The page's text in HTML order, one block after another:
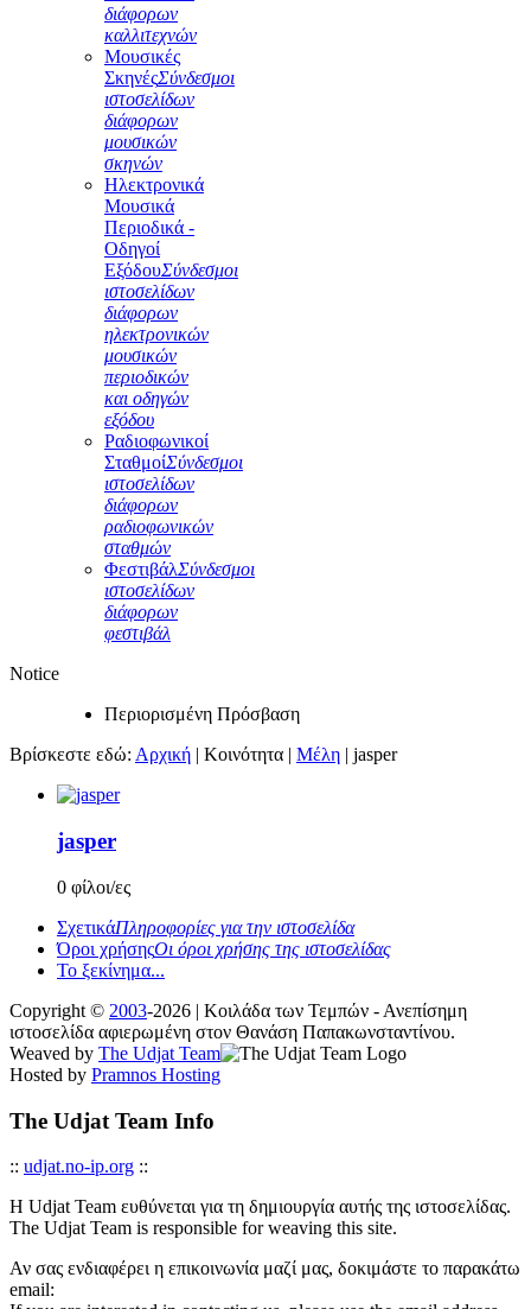
διάφορων
καλλιτεχνών
Μουσικές
ΣκηνέςΣύνδεσμοι
ιστοσελίδων
διάφορων
μουσικών
σκηνών
Ηλεκτρονικά
Μουσικά
Περιοδικά -
Οδηγοί
ΕξόδουΣύνδεσμοι
ιστοσελίδων
διάφορων
ηλεκτρονικών
μουσικών
περιοδικών
και οδηγών
εξόδου
Ραδιοφωνικοί
ΣταθμοίΣύνδεσμοι
ιστοσελίδων
διάφορων
ραδιοφωνικών
σταθμών
ΦεστιβάλΣύνδεσμοι
ιστοσελίδων
διάφορων
φεστιβάλ
Notice
Περιορισμένη Πρόσβαση
Βρίσκεστε εδώ: Αρχική | Κοινότητα | Μέλη | jasper
jasper
0 φίλοι/ες
ΣχετικάΠληροφορίες για την ιστοσελίδα
Όροι χρήσηςΟι όροι χρήσης της ιστοσελίδας
Το ξεκίνημα...
Copyright © 2003-2026 | Κοιλάδα των Τεμπών - Ανεπίσημη
ιστοσελίδα αφιερωμένη στον Θανάση Παπακωνσταντίνου.
Weaved by The Udjat Team
Hosted by Pramnos Hosting
The Udjat Team Info
:: udjat.no-ip.org ::
Η Udjat Team ευθύνεται για τη δημιουργία αυτής της ιστοσελίδας.
The Udjat Team is responsible for weaving this site.
Αν σας ενδιαφέρει η επικοινωνία μαζί μας, δοκιμάστε το παρακάτω
email: